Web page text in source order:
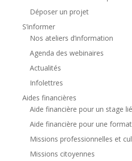
Déposer un projet
S’informer
Nos ateliers d’information
Agenda des webinaires
Actualités
Infolettres
Aides financières
Aide financière pour un stage
Aide financière pour une
Missions professionnelles et
Missions citoyennes